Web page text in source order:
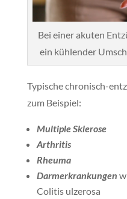
Bei einer akuten
ein kühlender
Typische chronisch-
zum Beispiel:
Multiple Sklerose
Arthritis
Rheuma
Darmerkrankungen
Colitis ulzerosa